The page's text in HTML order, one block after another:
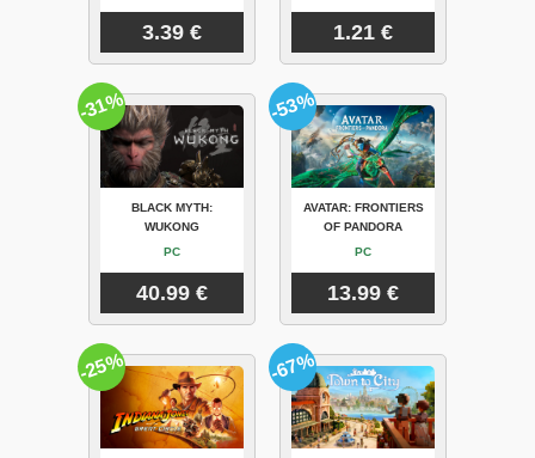
3.39 € 1.21 €
BLACK MYTH:
WUKONG
PC
40.99 €
-31%
AVATAR: FRONTIERS
OF PANDORA
PC
13.99 €
-53%
-25% -67%